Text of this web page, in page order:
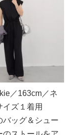
／163cm／ネ
イズ１着用
バッグ＆シュー